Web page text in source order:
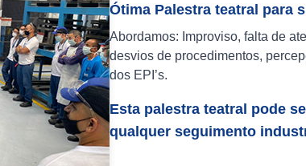
Ótima Palestra teatral para
Abordamos: Improviso, falta de
desvios de procedimentos,
dos EPI’s.
Esta palestra teatral pode
qualquer seguimento